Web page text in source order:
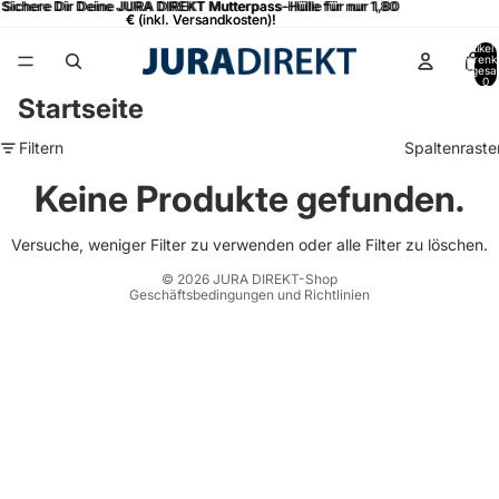
Sichere Dir Deine JURA DIREKT Mutterpass-Hülle für nur 1,80
€(inkl. Versandkosten)!
Sichere Dir Deine JURA DIREKT Mutterpass-Hülle für nur 1,80
€ (inkl. Versandkosten)!
Artikel
0
Startseite
Filtern
Keine Produkte gefunden.
Versuche, weniger Filter zu verwenden oder alle Filter zu löschen.
© 2026 JURA DIREKT-Shop
Geschäftsbedingungen und Richtlinien
Datenschutzerklärung
Versand
Impressum